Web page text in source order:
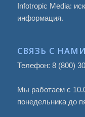
Infotropic Media:
информация.
СВЯЗЬ С НАМИ
Телефон: 8 (800)
Мы работаем с
понедельника до